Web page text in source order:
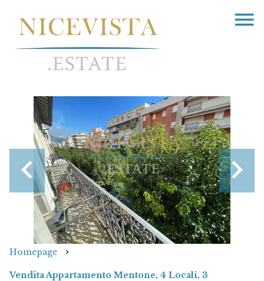
Homepage
Vendita Appartamento Mentone, 4 Locali, 3